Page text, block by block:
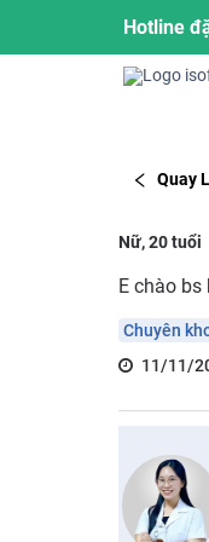
Hotline
Quay
Nữ, 20 tuổi
E chào
Chuyên
11/11/